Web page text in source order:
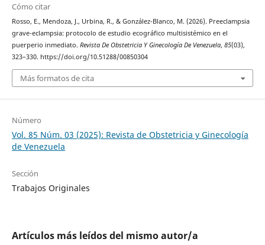
Cómo citar
Rosso, E., Mendoza, J., Urbina, R., & González-Blanco, M. (2026). Preeclampsia
grave-eclampsia: protocolo de estudio ecográfico multisistémico en el
puerperio inmediato. Revista De Obstetricia Y Ginecología De Venezuela, 85(03),
323–330. https://doi.org/10.51288/00850304
Más formatos de cita
Número
Vol. 85 Núm. 03 (2025): Revista de Obstetricia y Ginecología
de Venezuela
Sección
Trabajos Originales
Artículos más leídos del mismo autor/a